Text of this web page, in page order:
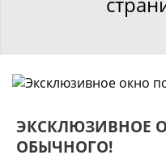
ЭКСКЛЮЗИВНОЕ
ОБЫЧНОГО!